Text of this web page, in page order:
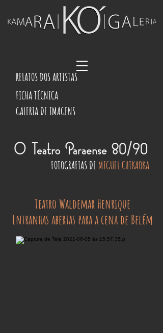
Teatro Waldemar Henrique
Entranhas abertas para a cena de Belém
RELATOS DOS ARTISTAS
FICHA TÉCNICA
GALERIA DE IMAGENS
FOTOGRAFIAS DE MIGUEL CHIKAOKA